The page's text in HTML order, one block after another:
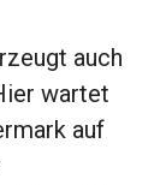
auch
wartet
auf